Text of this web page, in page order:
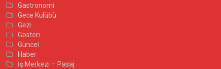
Gastronomi
Gece Kulübü
Gezi
Gösteri
Güncel
Haber
İş Merkezi – Pasaj